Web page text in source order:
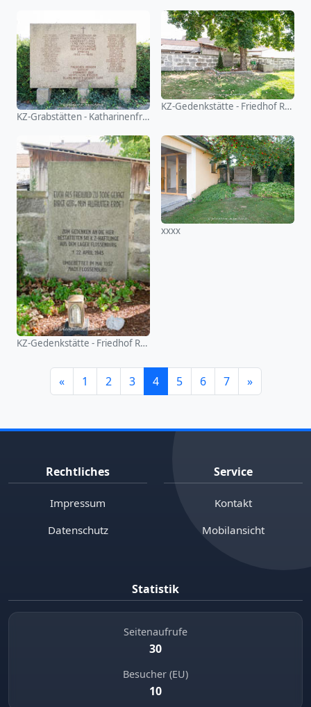
KZ-Grabstätten - Katharinenfriedhof
KZ-Gedenkstätte - Friedhof Rötz
KZ-Gedenkstätte - Friedhof Rötz
xxxx
« 1 2 3 4 5 6 7 »
Rechtliches
Impressum
Datenschutz
Service
Kontakt
Mobilansicht
Statistik
Seitenaufrufe
30
Besucher (EU)
10